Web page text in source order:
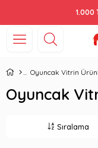
1.000
Oyuncak Vitrin
Oyuncak
Sıralama